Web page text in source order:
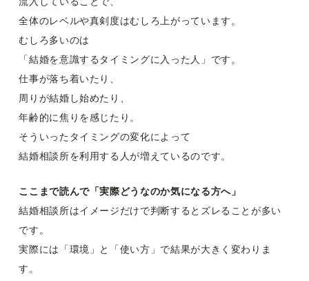
全体のレベルや真剣度はむしろ上がっています。
むしろ多いのは
「結婚を意識するタイミングに入った人」です。
仕事が落ち着いたり、
周りが結婚し始めたり、
年齢的に焦りを感じたり。
そういったタイミングの変化によって
結婚相談所を利用する人が増えているのです。
ここまで読んで「実際どうなのか気になる方へ」
結婚相談所はイメージだけで判断するとズレることが多い
です。
実際には「環境」と「使い方」で結果が大きく変わりま
す。